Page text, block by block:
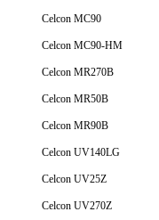
Celcon MC90
Celcon MC90-HM
Celcon MR270B
Celcon MR50B
Celcon MR90B
Celcon UV140LG
Celcon UV25Z
Celcon UV270Z